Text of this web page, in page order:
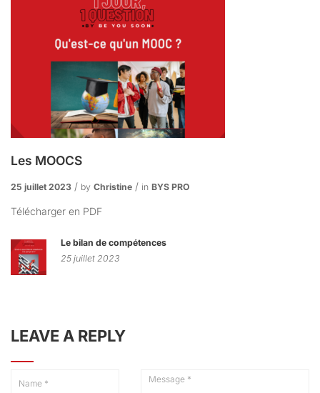
Les MOOCS
25 juillet 2023 by Christine in BYS PRO
Télécharger en PDF
Le bilan de compétences
25 juillet 2023
LEAVE A REPLY